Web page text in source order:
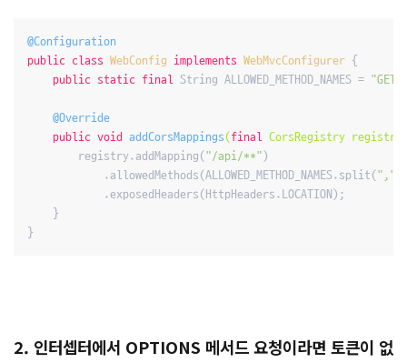
@Configuration
public class WebConfig implements WebMvcConfigurer {
public static final String ALLOWED_METHOD_NAMES =
@Override
public void addCorsMappings( final CorsRegistry
        registry.addMapping(
"/api/**" )
            .allowedMethods(ALLOWED_METHOD_NAMES.split(
","
            .exposedHeaders(HttpHeaders.LOCATION);
    }
2. 인터셉터에서 OPTIONS 메서드 요청이라면 토큰이 없